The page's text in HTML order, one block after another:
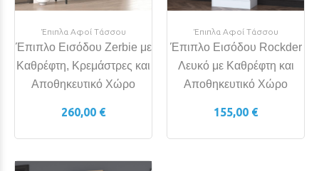
Έπιπλα Αφοί Τάσσου
Έπιπλο Εισόδου Zerbie με
Καθρέφτη, Κρεμάστρες και
Αποθηκευτικό Χώρο
260,00 €
Έπιπλα Αφοί Τάσσου
Έπιπλο Εισόδου Rockder
Λευκό με Καθρέφτη και
Αποθηκευτικό Χώρο
155,00 €